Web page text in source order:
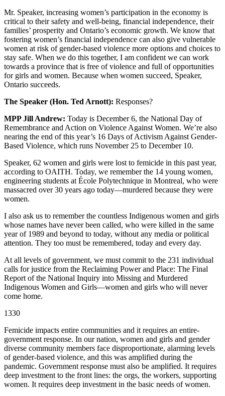
Mr. Speaker, increasing women’s participation in the economy is
critical to their safety and well-being, financial independence, their
families’ prosperity and Ontario’s economic growth. We know that
fostering women’s financial independence can also give vulnerable
women at risk of gender-based violence more options and choices to
stay safe. When we do this together, I am confident we can work
towards a province that is free of violence and full of opportunities
for girls and women. Because when women succeed, Speaker,
Ontario succeeds.
The Speaker (Hon. Ted Arnott): Responses?
MPP Jill Andrew: Today is December 6, the National Day of
Remembrance and Action on Violence Against Women. We’re also
nearing the end of this year’s 16 Days of Activism Against Gender-
Based Violence, which runs November 25 to December 10.
Speaker, 62 women and girls were lost to femicide in this past year,
according to OAITH. Today, we remember the 14 young women,
engineering students at École Polytechnique in Montreal, who were
massacred over 30 years ago today—murdered because they were
women.
I also ask us to remember the countless Indigenous women and girls
whose names have never been called, who were killed in the same
year of 1989 and beyond to today, without any media or political
attention. They too must be remembered, today and every day.
At all levels of government, we must commit to the 231 individual
calls for justice from the Reclaiming Power and Place: The Final
Report of the National Inquiry into Missing and Murdered
Indigenous Women and Girls—women and girls who will never
come home.
1330
Femicide impacts entire communities and it requires an entire-
government response. In our nation, women and girls and gender
diverse community members face disproportionate, alarming levels
of gender-based violence, and this was amplified during the
pandemic. Government response must also be amplified. It requires
deep investment to the front lines: the orgs, the workers, supporting
women. It requires deep investment in the basic needs of women.